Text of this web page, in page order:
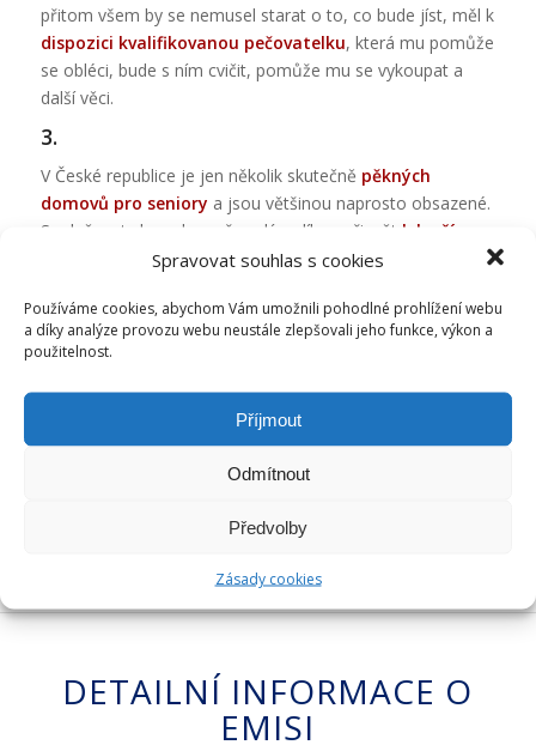
Spravovat souhlas s cookies
Používáme cookies, abychom Vám umožnili pohodlné prohlížení webu
a díky analýze provozu webu neustále zlepšovali jeho funkce, výkon a
použitelnost.
Příjmout
Odmítnout
Předvolby
Zásady cookies
přitom všem by se nemusel starat o to, co bude jíst, měl k
dispozici kvalifikovanou pečovatelku, která mu pomůže
se obléci, bude s ním cvičit, pomůže mu se vykoupat a
další věci.
3.
V České republice je jen několik skutečně pěkných
domovů pro seniory a jsou většinou naprosto obsazené.
Společnost chce alespoň malým dílem přispět k lepší
dostupnosti kvalitně stráveného stářípro rodiče a
DETAILNÍ INFORMACE O
EMISI